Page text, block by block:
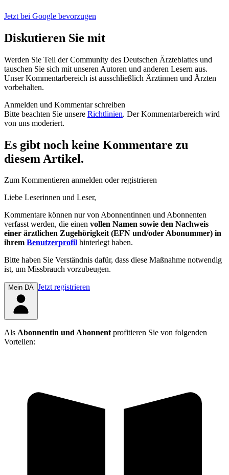
Jetzt bei Google bevorzugen
Diskutieren Sie mit
Werden Sie Teil der Community des Deutschen Ärzteblattes und
tauschen Sie sich mit unseren Autoren und anderen Lesern aus.
Unser Kommentarbereich ist ausschließlich Ärztinnen und Ärzten
vorbehalten.
Anmelden und Kommentar schreiben
Bitte beachten Sie unsere Richtlinien. Der Kommentarbereich wird
von uns moderiert.
Es gibt noch keine Kommentare zu
diesem Artikel.
Zum Kommentieren anmelden oder registrieren
Liebe Leserinnen und Leser,
Kommentare können nur von Abonnentinnen und Abonnenten
verfasst werden, die einen vollen Namen sowie den Nachweis
einer ärztlichen Zugehörigkeit (EFN und/oder Abonummer) in
ihrem Benutzerprofil hinterlegt haben.
Bitte haben Sie Verständnis dafür, dass diese Maßnahme notwendig
ist, um Missbrauch vorzubeugen.
Mein DÄ Jetzt registrieren
Als Abonnentin und Abonnentprofitieren Sie von folgenden
Vorteilen: